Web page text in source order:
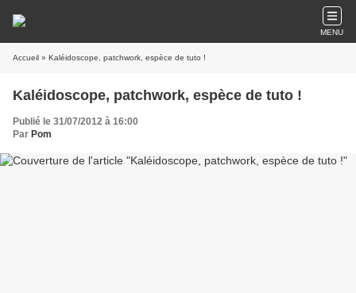
MENU
Accueil » Kaléidoscope, patchwork, espèce de tuto !
Kaléidoscope, patchwork, espèce de tuto !
Publié le 31/07/2012 à 16:00
Par Pom